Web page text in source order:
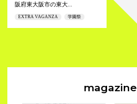
阪府東大阪市の東大...
EXTRA VAGANZA 学園祭
magazine